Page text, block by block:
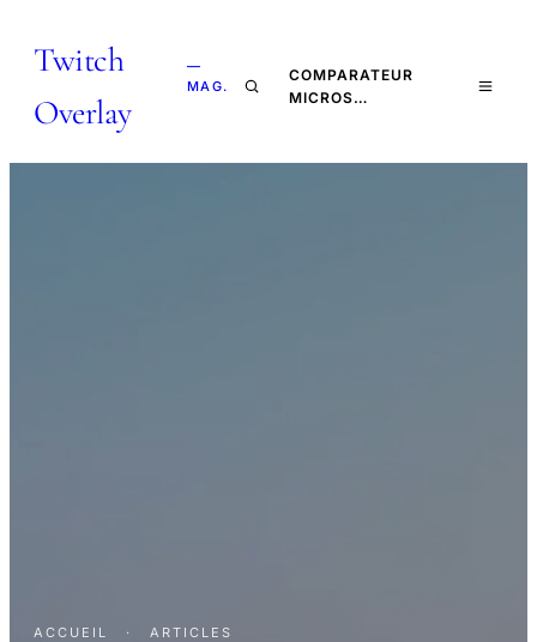
Twitch
Overlay
—
MAG.
COMPARATEUR
MICROS…
ACCUEIL · ARTICLES